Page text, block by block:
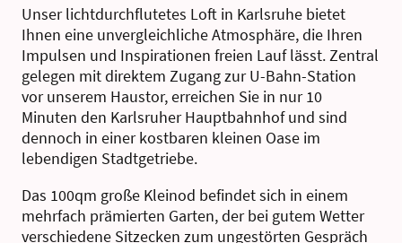
Unser lichtdurchflutetes Loft in Karlsruhe bietet
Ihnen eine unvergleichliche Atmosphäre, die Ihren
Impulsen und Inspirationen freien Lauf lässt. Zentral
gelegen mit direktem Zugang zur U-Bahn-Station
vor unserem Haustor, erreichen Sie in nur 10
Minuten den Karlsruher Hauptbahnhof und sind
dennoch in einer kostbaren kleinen Oase im
lebendigen Stadtgetriebe.
Das 100qm große Kleinod befindet sich in einem
mehrfach prämierten Garten, der bei gutem Wetter
verschiedene Sitzecken zum ungestörten Gespräch